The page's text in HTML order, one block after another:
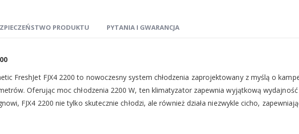
PRODUKTU PYTANIA I GWARANCJA
FreshJet FJX4 2200 to nowoczesny system chłodzenia zaprojektowany z myślą o
Oferując moc chłodzenia 2200 W, ten klimatyzator zapewnia wyjątkową
FJX4 2200 nie tylko skutecznie chłodzi, ale również działa niezwykle cicho,